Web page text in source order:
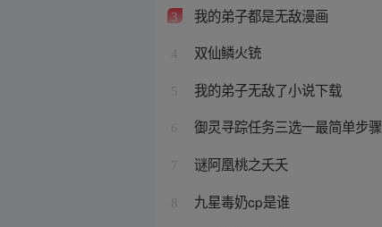
3 我的弟子都是无敌漫画
4 双仙鳞火铳
5 我的弟子无敌了小说下载
6 御灵寻踪任务三选一最简单步骤
7 谜阿凰桃之夭夭
8 九星毒奶cp是谁